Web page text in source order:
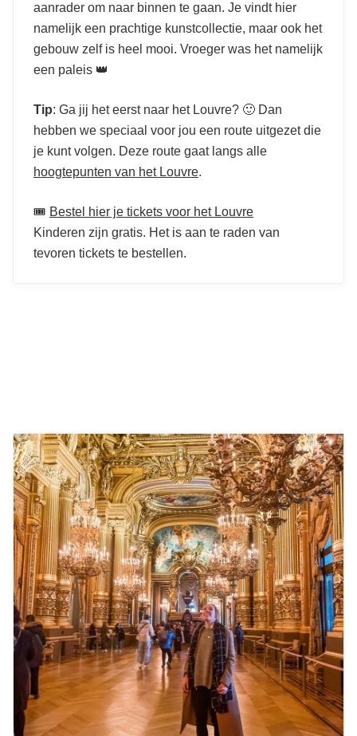
aanrader om naar binnen te gaan. Je vindt hier
namelijk een prachtige kunstcollectie, maar ook het
gebouw zelf is heel mooi. Vroeger was het namelijk
een paleis 👑
Tip: Ga jij het eerst naar het Louvre? 🙂 Dan
hebben we speciaal voor jou een route uitgezet die
je kunt volgen. Deze route gaat langs alle
hoogtepunten van het Louvre.
🎟️ Bestel hier je tickets voor het Louvre
Kinderen zijn gratis. Het is aan te raden van
tevoren tickets te bestellen.